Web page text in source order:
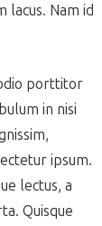
lacus. Nam id
porttitor
in nisi
ipsum.
lectus, a
Quisque